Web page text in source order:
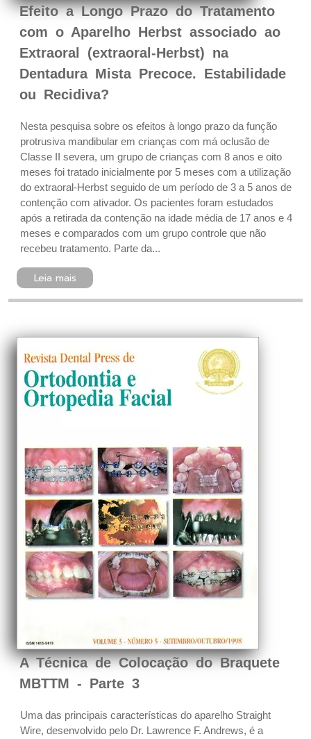
Efeito a Longo Prazo do Tratamento
com o Aparelho Herbst associado ao
Extraoral (extraoral-Herbst) na
Dentadura Mista Precoce. Estabilidade
ou Recidiva?
Nesta pesquisa sobre os efeitos à longo prazo da função
protrusiva mandibular em crianças com má oclusão de
Classe II severa, um grupo de crianças com 8 anos e oito
meses foi tratado inicialmente por 5 meses com a utilização
do extraoral-Herbst seguido de um período de 3 a 5 anos de
contenção com ativador. Os pacientes foram estudados
após a retirada da contenção na idade média de 17 anos e 4
meses e comparados com um grupo controle que não
recebeu tratamento. Parte da...
Leia mais
A Técnica de Colocação do Braquete
MBTTM - Parte 3
Uma das principais características do aparelho Straight
Wire, desenvolvido pelo Dr. Lawrence F. Andrews, é a